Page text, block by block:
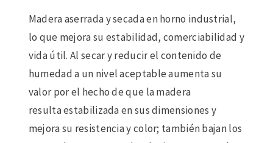
Madera aserrada y secada en horno industrial,
lo que mejora su estabilidad, comerciabilidad y
vida útil. Al secar y reducir el contenido de
humedad a un nivel aceptable aumenta su
valor por el hecho de que la madera
resulta estabilizada en sus dimensiones y
mejora su resistencia y color; también bajan los